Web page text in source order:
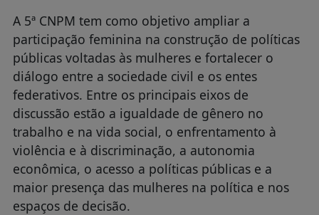
A 5ª CNPM tem como objetivo ampliar a
participação feminina na construção de políticas
públicas voltadas às mulheres e fortalecer o
diálogo entre a sociedade civil e os entes
federativos. Entre os principais eixos de
discussão estão a igualdade de gênero no
trabalho e na vida social, o enfrentamento à
violência e à discriminação, a autonomia
econômica, o acesso a políticas públicas e a
maior presença das mulheres na política e nos
espaços de decisão.